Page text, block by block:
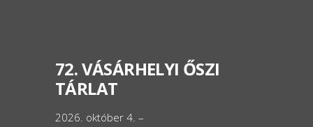
72. VÁSÁRHELYI ŐSZI
TÁRLAT
2026. október 4. –